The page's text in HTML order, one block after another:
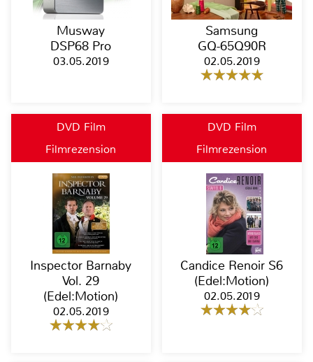
Musway
DSP68 Pro
03.05.2019
Samsung
GQ-65Q90R
02.05.2019
DVD Film
Filmrezension
Inspector Barnaby
Vol. 29
(Edel:Motion)
02.05.2019
DVD Film
Filmrezension
Candice Renoir S6
(Edel:Motion)
02.05.2019